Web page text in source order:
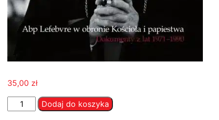
35,00 zł
ilość
Aby
Dodaj do koszyka